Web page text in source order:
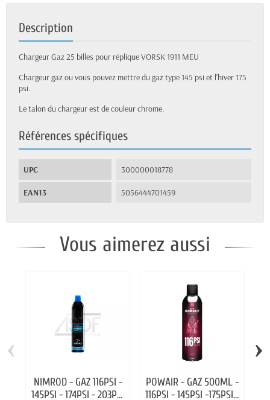
Description
Chargeur Gaz 25 billes pour réplique VORSK 1911 MEU
Chargeur gaz ou vous pouvez mettre du gaz type 145 psi et l'hiver 175
psi.
Le talon du chargeur est de couleur chrome.
Références spécifiques
UPC 300000018778
EAN13 5056444701459
Vous aimerez aussi
NIMROD - GAZ 116PSI -
145PSI - 174PSI - 203PSI
POWAIR - GAZ 500ML -
116PSI - 145PSI -175PSI -
‹ ›